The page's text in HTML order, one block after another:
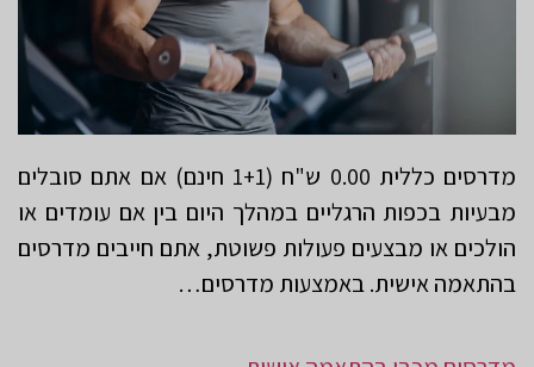
מדרסים כללית 0.00 ש"ח (1+1 חינם) אם אתם סובלים
מבעיות בכפות הרגליים במהלך היום בין אם עומדים או
הולכים או מבצעים פעולות פשוטת, אתם חייבים מדרסים
בהתאמה אישית. באמצעות מדרסים…